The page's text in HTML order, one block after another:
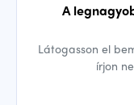
A
Látogasson el
írjon